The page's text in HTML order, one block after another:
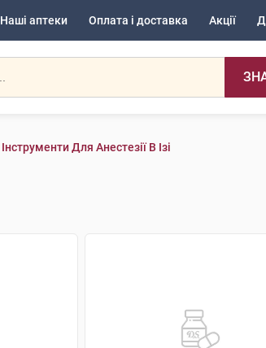
Наші аптеки Оплата і доставка Акції
Інструменти Для Анестезії В Ізі